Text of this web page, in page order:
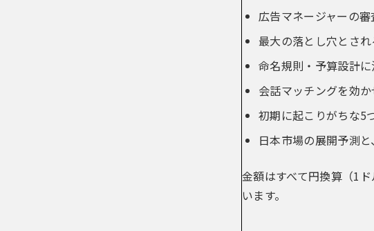
広告マネージャーの
最大の落とし穴とさ
命名規則・予算設計
会話マッチングを効
初期に起こりがちな5
日本市場の展開予測
金額はすべて円換算（1
います。